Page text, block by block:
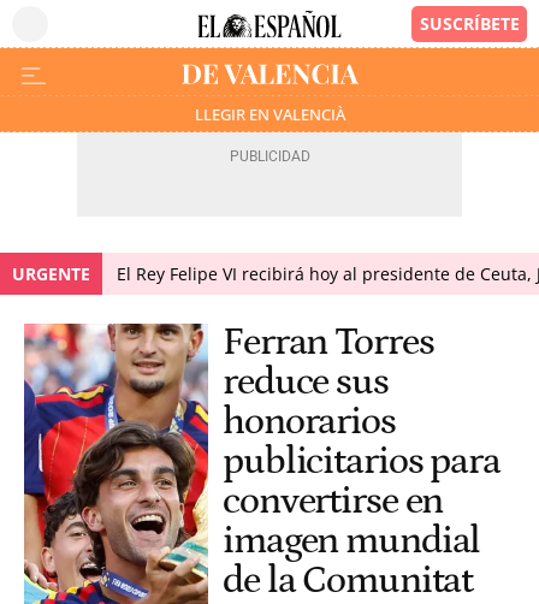
LLEGIR EN VALENCIÀ
URGENTE El Rey Felipe VI recibirá hoy al presidente de Ceuta,
Ferran Torres
reduce sus
honorarios
publicitarios para
convertirse en
imagen mundial
de la Comunitat